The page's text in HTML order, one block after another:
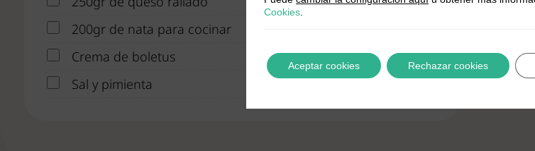
200gr de nata para cocinar
Crema de boletus
Sal y pimienta
Cookies
Aceptar cookies Rechazar cookies